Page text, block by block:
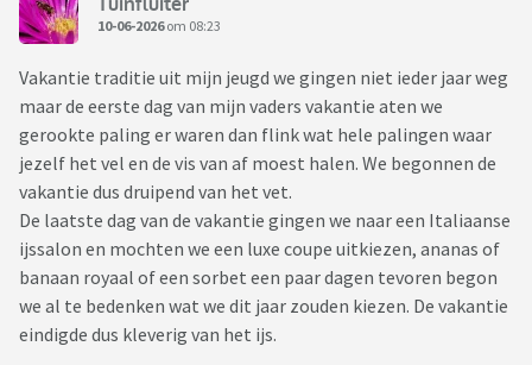
10-06-2026om 08:23
Vakantie traditie uit mijn jeugd we gingen niet ieder jaar weg
maar de eerste dag van mijn vaders vakantie aten we
gerookte paling er waren dan flink wat hele palingen waar
jezelf het vel en de vis van af moest halen. We begonnen de
vakantie dus druipend van het vet.
De laatste dag van de vakantie gingen we naar een Italiaanse
ijssalon en mochten we een luxe coupe uitkiezen, ananas of
banaan royaal of een sorbet een paar dagen tevoren begon
we al te bedenken wat we dit jaar zouden kiezen. De vakantie
eindigde dus kleverig van het ijs.